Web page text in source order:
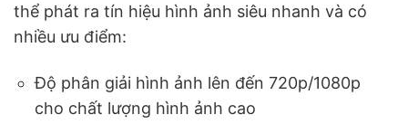
thể phát ra tín hiệu hình ảnh siêu nhanh và có
nhiều ưu điểm:
Độ phân giải hình ảnh lên đến 720p/1080p
cho chất lượng hình ảnh cao